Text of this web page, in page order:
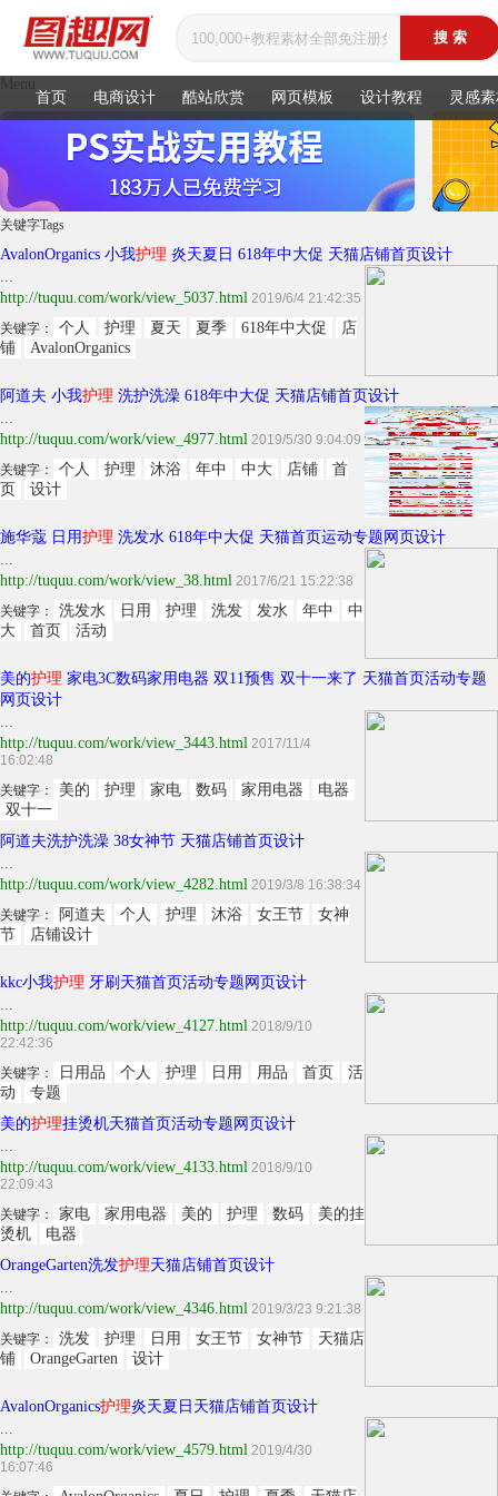
首页 电商设计 酷站欣赏 网页模板 设计教程 灵感
关键字Tags
AvalonOrganics 小我护理 炎天夏日 618年中大促 天猫店铺首页设计
...
http://tuquu.com/work/view_5037.html 2019/6/4 21:42:35
关键字：
个人 护理 夏天 夏季 618年中大促
店
铺
AvalonOrganics
阿道夫 小我护理 洗护洗澡 618年中大促 天猫店铺首页设计
...
http://tuquu.com/work/view_4977.html 2019/5/30 9:04:09
关键字：
个人 护理 沐浴 年中 中大 店铺
首
页
设计
施华蔻 日用护理 洗发水 618年中大促 天猫首页运动专题网页设计
...
http://tuquu.com/work/view_38.html 2017/6/21 15:22:38
关键字：
洗发水 日用 护理 洗发 发水 年中
中
大
首页 活动
美的护理 家电3C数码家用电器 双11预售 双十一来了 天猫首页活动专题
网页设计
...
http://tuquu.com/work/view_3443.html 2017/11/4
16:02:48
关键字：
美的 护理 家电 数码 家用电器
电器
双十一
阿道夫洗护洗澡 38女神节 天猫店铺首页设计
...
http://tuquu.com/work/view_4282.html 2019/3/8 16:38:34
关键字：
阿道夫 个人 护理 沐浴 女王节
女神
节
店铺设计
kkc小我护理 牙刷天猫首页活动专题网页设计
...
http://tuquu.com/work/view_4127.html 2018/9/10
22:42:36
关键字：
日用品 个人 护理 日用 用品 首页
活
动
专题
美的护理挂烫机天猫首页活动专题网页设计
...
http://tuquu.com/work/view_4133.html 2018/9/10
22:09:43
关键字：
家电 家用电器 美的 护理 数码
美的挂
烫机
电器
OrangeGarten洗发护理天猫店铺首页设计
...
http://tuquu.com/work/view_4346.html 2019/3/23 9:21:38
关键字：
洗发 护理 日用 女王节 女神节
天猫店
铺
OrangeGarten 设计
AvalonOrganics护理炎天夏日天猫店铺首页设计
...
http://tuquu.com/work/view_4579.html 2019/4/30
16:07:46